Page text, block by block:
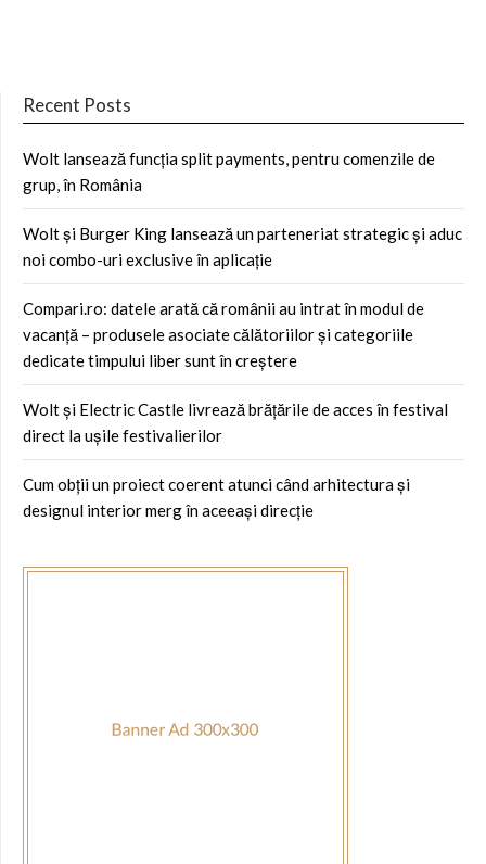
Recent Posts
Wolt lansează funcția split payments, pentru comenzile de
grup, în România
Wolt și Burger King lansează un parteneriat strategic și aduc
noi combo-uri exclusive în aplicație
Compari.ro: datele arată că românii au intrat în modul de
vacanță – produsele asociate călătoriilor și categoriile
dedicate timpului liber sunt în creștere
Wolt și Electric Castle livrează brățările de acces în festival
direct la ușile festivalierilor
Cum obții un proiect coerent atunci când arhitectura și
designul interior merg în aceeași direcție